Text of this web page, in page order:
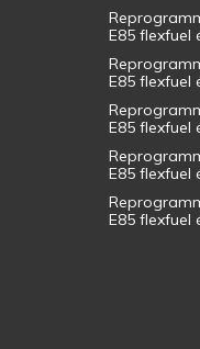
E85 flexfuel
E85 flexfuel
E85 flexfuel
E85 flexfuel
E85 flexfuel